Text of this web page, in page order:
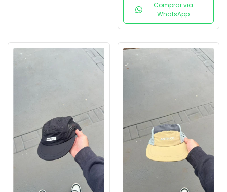
Comprar via
WhatsApp